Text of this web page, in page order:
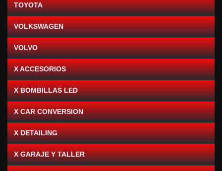
TOYOTA
VOLKSWAGEN
VOLVO
X ACCESORIOS
X BOMBILLAS LED
X CAR CONVERSION
X DETAILING
X GARAJE Y TALLER